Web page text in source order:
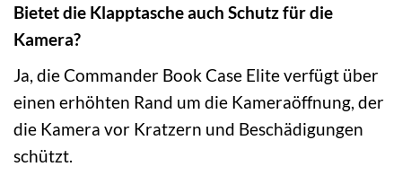
Bietet die Klapptasche auch Schutz für die
Kamera?
Ja, die Commander Book Case Elite verfügt über
einen erhöhten Rand um die Kameraöffnung, der
die Kamera vor Kratzern und Beschädigungen
schützt.